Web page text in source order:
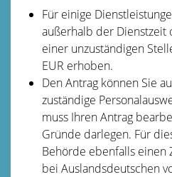
Für einige
außerhalb der Dienstzeit
einer unzuständigen
EUR erhoben.
Den Antrag können Sie
zuständige
muss Ihren Antrag
Gründe darlegen. Für
Behörde ebenfalls einen
bei Auslandsdeutschen